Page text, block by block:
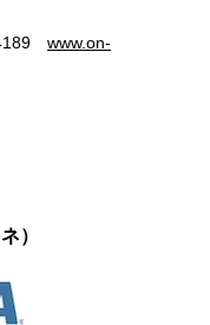
www.on-
）